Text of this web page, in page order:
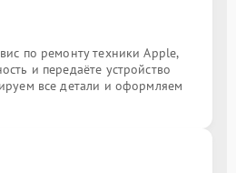
по ремонту техники Apple,
и передаёте устройство
все детали и оформляем